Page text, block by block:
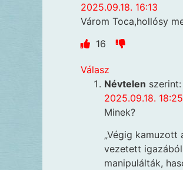
2025.09.18. 16:13
Várom Toca,hollósy
16
Válasz
Névtelen szerint:
2025.09.18. 18:25
Minek?
„Végig kamuzott
vezetett
manipulálták,